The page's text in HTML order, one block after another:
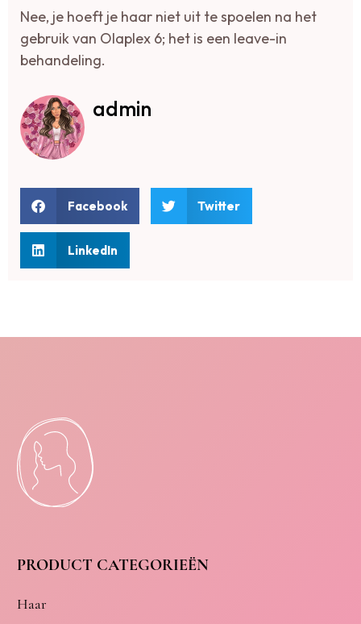
Nee, je hoeft je haar niet uit te spoelen na het
gebruik van Olaplex 6; het is een leave-in
behandeling.
admin
Facebook Twitter
LinkedIn
PRODUCT CATEGORIEËN
Haar